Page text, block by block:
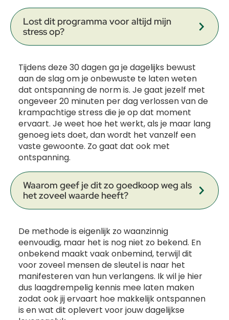
Lost dit programma voor altijd mijn
stress op?
Tijdens deze 30 dagen ga je dagelijks bewust
aan de slag om je onbewuste te laten weten
dat ontspanning de norm is. Je gaat jezelf met
ongeveer 20 minuten per dag verlossen van de
krampachtige stress die je op dat moment
ervaart. Je weet hoe het werkt, als je maar lang
genoeg iets doet, dan wordt het vanzelf een
vaste gewoonte. Zo gaat dat ook met
ontspanning.
Waarom geef je dit zo goedkoop weg als
het zoveel waarde heeft?
De methode is eigenlijk zo waanzinnig
eenvoudig, maar het is nog niet zo bekend. En
onbekend maakt vaak onbemind, terwijl dit
voor zoveel mensen de sleutel is naar het
manifesteren van hun verlangens. Ik wil je hier
dus laagdrempelig kennis mee laten maken
zodat ook jij ervaart hoe makkelijk ontspannen
is en wat dit oplevert voor jouw dagelijkse